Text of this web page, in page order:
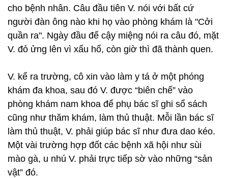
cho bệnh nhân. Câu đầu tiên V. nói với bất cứ
người đàn ông nào khi họ vào phòng khám là "Cởi
quần ra". Ngày đầu để cậy miệng nói ra câu đó, mặt
V. đỏ ửng lên vì xấu hổ, còn giờ thì đã thành quen.
V. kể ra trường, cô xin vào làm y tá ở một phóng
khám đa khoa, sau đó V. được “biên chế” vào
phòng khám nam khoa để phụ bác sĩ ghi sổ sách
cũng như thăm khám, làm thủ thuật. Mỗi lần bác sĩ
làm thủ thuật, V. phải giúp bác sĩ như đưa dao kéo.
Một vài trường hợp đốt các bệnh xã hội như sùi
mào gà, u nhú V. phải trực tiếp sờ vào những “sản
vật” đó.